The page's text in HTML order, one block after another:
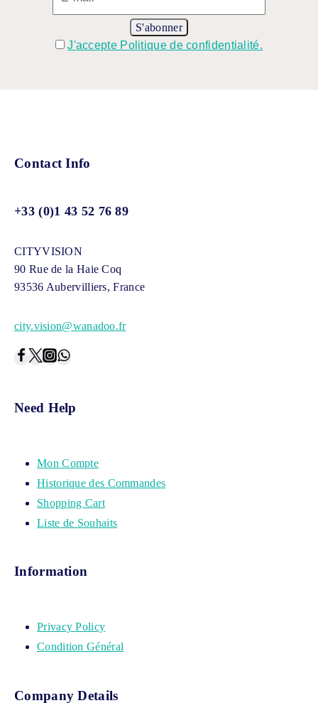
J'accepte Politique de confidentialité.
Contact Info
+33 (0)1 43 52 76 89
CITYVISION
90 Rue de la Haie Coq
93536 Aubervilliers, France
city.vision@wanadoo.fr
Need Help
Mon Compte
Historique des Commandes
Shopping Cart
Liste de Souhaits
Information
Privacy Policy
Condition Général
Company Details